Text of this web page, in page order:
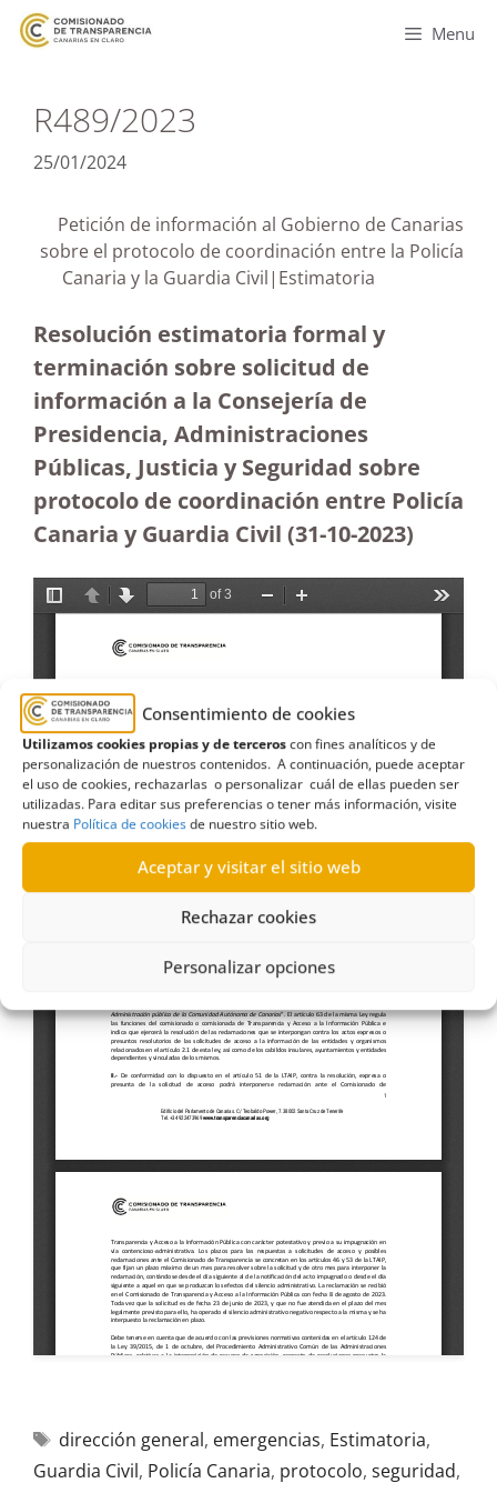
Consentimiento de cookies
Utilizamos cookies propias y de terceroscon fines analíticos y de
personalización de nuestros contenidos. A continuación, puede aceptar
el uso de cookies, rechazarlas o personalizar cuál de ellas pueden ser
utilizadas. Para editar sus preferencias o tener más información, visite
nuestra Política de cookiesde nuestro sitio web.
Aceptar y visitar el sitio web
Rechazar cookies
Personalizar opciones
Menu
R489/2023
25/01/2024
Petición de información al Gobierno de Canarias
sobre el protocolo de coordinación entre la Policía
Canaria y la Guardia Civil|Estimatoria
Resolución estimatoria formal y
terminación sobre solicitud de
información a la Consejería de
Presidencia, Administraciones
Públicas, Justicia y Seguridad sobre
protocolo de coordinación entre Policía
Canaria y Guardia Civil (31-10-2023)
dirección general, emergencias, Estimatoria,
Guardia Civil, Policía Canaria, protocolo, seguridad,